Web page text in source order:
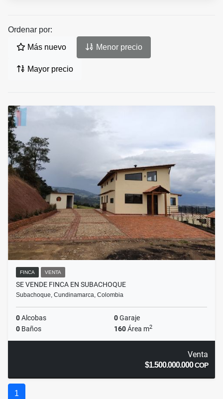
Ordenar por:
Más nuevo Menor precio
Mayor precio
FINCA VENTA
SE VENDE FINCA EN SUBACHOQUE
Subachoque, Cundinamarca, Colombia
0Alcobas 0Garaje
0 Baños 160Área m2
Venta
$1.500.000.000COP
1